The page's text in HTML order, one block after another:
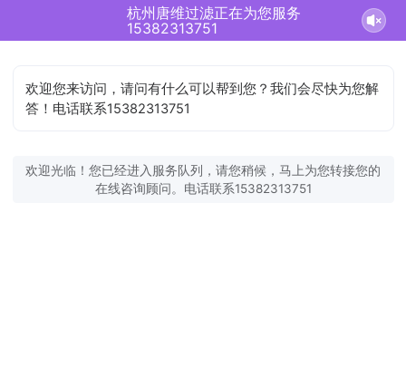
杭州唐维过滤正在为您服务
15382313751
欢迎您来访问，请问有什么可以帮到您？我们会尽快为您解
答！电话联系15382313751
欢迎光临！您已经进入服务队列，请您稍候，马上为您转接您的
在线咨询顾问。电话联系15382313751